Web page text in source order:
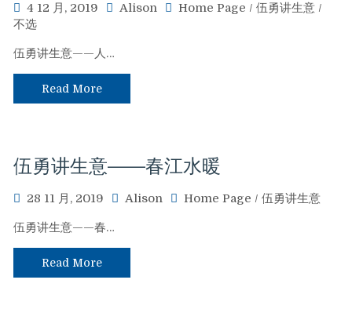
4 12 月, 2019 Alison Home Page / 伍勇讲生意 /
不选
伍勇讲生意——人…
Read More
伍勇讲生意——春江水暖
28 11 月, 2019 Alison Home Page / 伍勇讲生意
伍勇讲生意——春…
Read More